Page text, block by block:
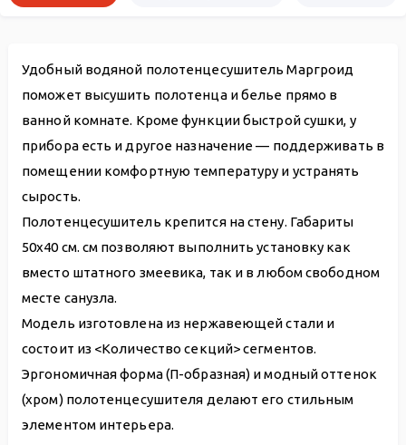
Удобный водяной полотенцесушитель Маргроид
поможет высушить полотенца и белье прямо в
ванной комнате. Кроме функции быстрой сушки, у
прибора есть и другое назначение — поддерживать в
помещении комфортную температуру и устранять
сырость.
Полотенцесушитель крепится на стену. Габариты
50х40 см. см позволяют выполнить установку как
вместо штатного змеевика, так и в любом свободном
месте санузла.
Модель изготовлена из нержавеющей стали и
состоит из <Количество секций> сегментов.
Эргономичная форма (П-образная) и модный оттенок
(хром) полотенцесушителя делают его стильным
элементом интерьера.